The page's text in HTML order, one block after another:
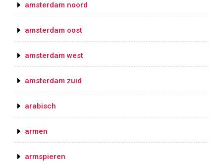
amsterdam noord
amsterdam oost
amsterdam west
amsterdam zuid
arabisch
armen
armspieren